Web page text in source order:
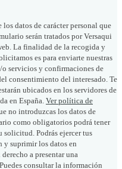
datos de carácter personal que
serán tratados por Versaqui
La finalidad de la recogida y
es para enviarte nuestras
servicios y confirmaciones de
consentimiento del interesado. Te
ubicados en los servidores de
en España. Ver política de
no introduzcas los datos de
como obligatorios podrá tener
solicitud. Podrás ejercer tus
y suprimir los datos en
a presentar una
consultar la información